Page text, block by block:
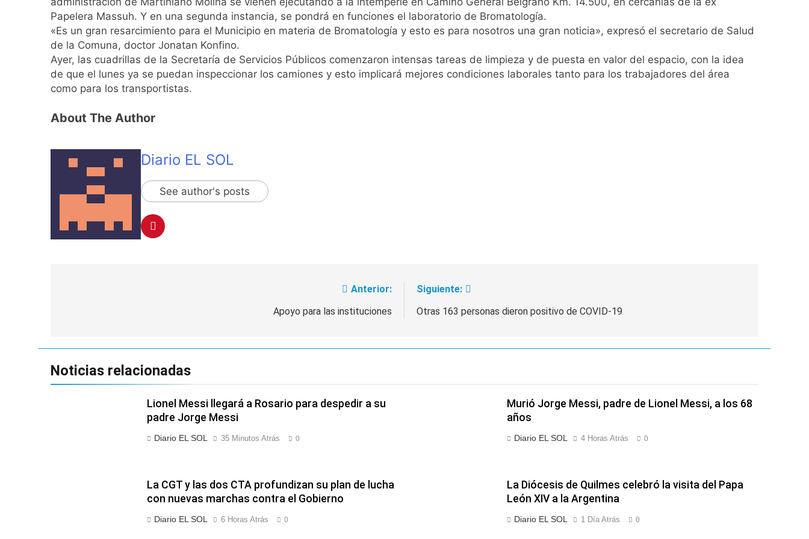
El Senado aprobó la ley de propiedad privada, pero el Gobierno debió eliminar otro capítulo
1 Día Atrás
Incidentes frente al Congreso durante la protesta contra la Ley de Propiedad Privada: hubo detenidos y
enfrentamientos
2 Días Atrás
La Fiscalía rechazó el pedido para suspender el juicio contra Pity Alvarez
2 Días Atrás
2 Días Atrás
Renunció el subsecretario de Seguridad de Quilmes, Hernán Ocampo, tras la difusión de chats privados
Papelera Massuh. Y en una segunda instancia, se pondrá en funciones el laboratorio de Bromatología.
«Es un gran resarcimiento para el Municipio en materia de Bromatología y esto es para nosotros una gran noticia», expresó el secretario de Salud
de la Comuna, doctor Jonatan Konfino.
Ayer, las cuadrillas de la Secretaría de Servicios Públicos comenzaron intensas tareas de limpieza y de puesta en valor del espacio, con la idea
de que el lunes ya se puedan inspeccionar los camiones y esto implicará mejores condiciones laborales tanto para los trabajadores del área
como para los transportistas.
About The Author
Diario EL SOL
See author's posts
Anterior:
Apoyo para las instituciones
Siguiente:
Otras 163 personas dieron positivo de COVID-19
Noticias relacionadas
Lionel Messi llegará a Rosario para despedir a su
padre Jorge Messi
Diario EL SOL 35 Minutos Atrás 0
Murió Jorge Messi, padre de Lionel Messi, a los 68
años
Diario EL SOL 4 Horas Atrás 0
La CGT y las dos CTA profundizan su plan de lucha
con nuevas marchas contra el Gobierno
Diario EL SOL 6 Horas Atrás 0
La Diócesis de Quilmes celebró la visita del Papa
León XIV a la Argentina
Diario EL SOL 1 Día Atrás 0